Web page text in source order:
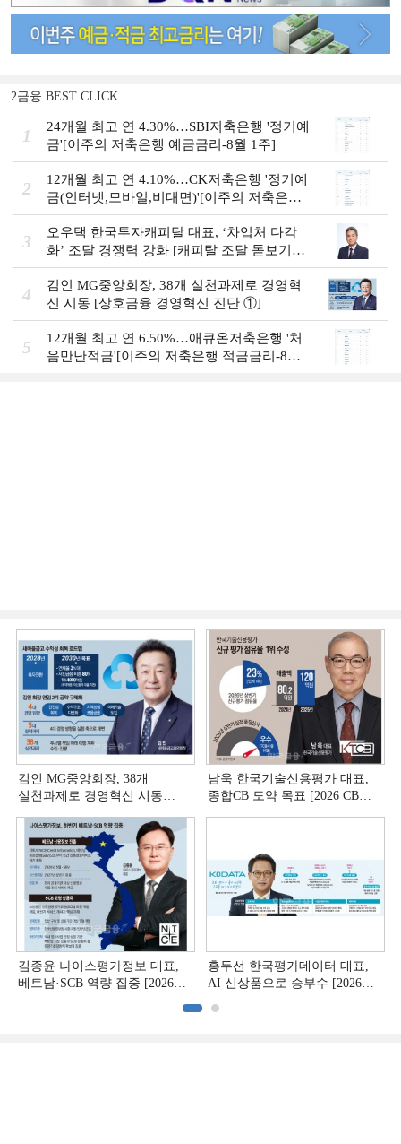
2금융 BEST CLICK
1
24개월 최고 연 4.30%…SBI저축은행 '정기예
금'[이주의 저축은행 예금금리-8월 1주]
2
12개월 최고 연 4.10%…CK저축은행 '정기예
금(인터넷,모바일,비대면)'[이주의 저축은행
예금금리-8월 1주]
3
오우택 한국투자캐피탈 대표, ‘차입처 다각
화ʼ 조달 경쟁력 강화 [캐피탈 조달 돋보기
(12)]
4
김인 MG중앙회장, 38개 실천과제로 경영혁
신 시동 [상호금융 경영혁신 진단 ①]
5
12개월 최고 연 6.50%…애큐온저축은행 '처
음만난적금'[이주의 저축은행 적금금리-8월
김인 MG중앙회장, 38개
실천과제로 경영혁신 시동
남욱 한국기술신용평가 대표,
종합CB 도약 목표 [2026 CB사
김종윤 나이스평가정보 대표,
베트남·SCB 역량 집중 [2026
홍두선 한국평가데이터 대표,
AI 신상품으로 승부수 [2026